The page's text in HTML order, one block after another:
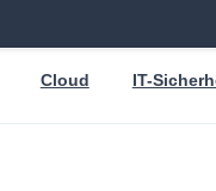
Cloud IT-